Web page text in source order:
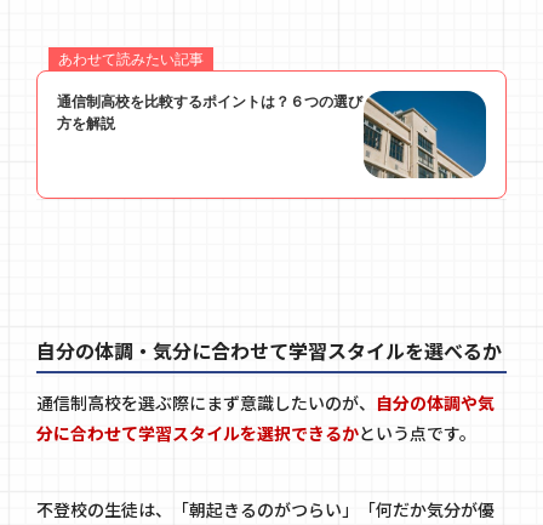
自分の体調・気分に合わせて学習スタイルを選べるか
通信制高校を選ぶ際にまず意識したいのが、 自分の体調や気
分に合わせて学習スタイルを選択できるかという点です。
不登校の生徒は、「朝起きるのがつらい」「何だか気分が優